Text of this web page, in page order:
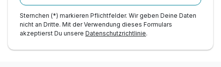
Sternchen (*) markieren Pflichtfelder. Wir geben Deine Daten
nicht an Dritte. Mit der Verwendung dieses Formulars
akzeptierst Du unsere Datenschutzrichtlinie.